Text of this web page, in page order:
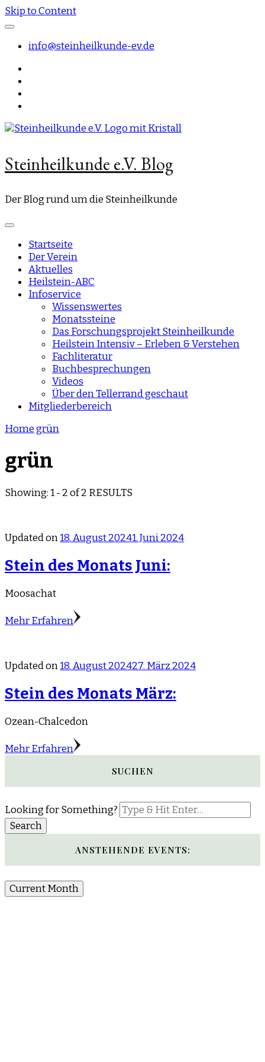
Skip to Content
info@steinheilkunde-ev.de
Steinheilkunde e.V. Blog
Der Blog rund um die Steinheilkunde
Startseite
Der Verein
Aktuelles
Heilstein-ABC
Infoservice
Wissenswertes
Monatssteine
Das Forschungsprojekt Steinheilkunde
Heilstein Intensiv – Erleben & Verstehen
Fachliteratur
Buchbesprechungen
Videos
Über den Tellerrand geschaut
Mitgliederbereich
Homegrün
grün
Showing: 1 - 2 of 2 RESULTS
Updated on18. August 20241. Juni 2024
Stein des Monats Juni:
Moosachat
Mehr Erfahren
Updated on18. August 202427. März 2024
Stein des Monats März:
Ozean-Chalcedon
Mehr Erfahren
SUCHEN
Looking for Something?
ANSTEHENDE EVENTS:
Current Month